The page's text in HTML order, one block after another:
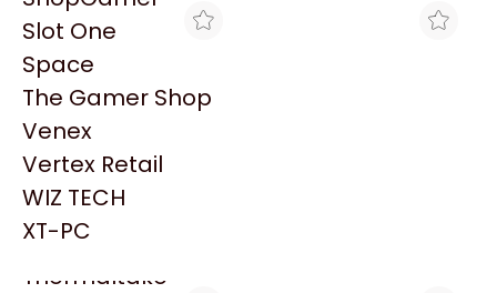
Razer
Redragon
Samsung
Sandisk
Sapphire
Seagate
Sentey
Solarmax
Thermaltake
Slot One
Space
The Gamer Shop
Venex
Vertex Retail
WIZ TECH
XT-PC
MAX TECNO
IMPRESORA HP SM750
TANK
$607.326